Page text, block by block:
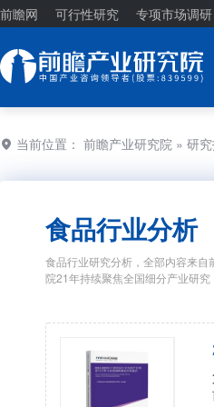
前瞻网 可行性研究 专项市场调研
当前位置： 前瞻产业研究院 » 研
食品行业分析
食品行业研究分析，全部内容来
院21年持续聚焦全国细分产业研